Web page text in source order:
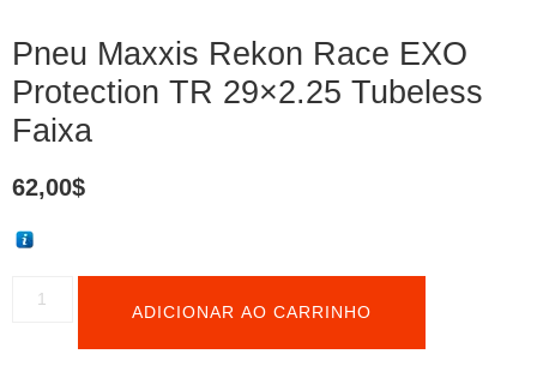
Pneu Maxxis Rekon Race EXO
Protection TR 29×2.25 Tubeless
Faixa
62,00$
ADICIONAR AO CARRINHO